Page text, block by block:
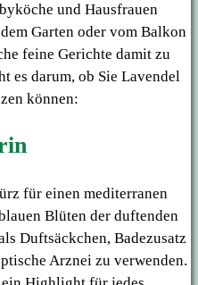
und Hausfrauen
Garten oder vom Balkon
feine Gerichte damit zu
es darum, ob Sie Lavendel
können:
für einen mediterranen
Blüten der duftenden
Duftsäckchen, Badezusatz
Arznei zu verwenden.